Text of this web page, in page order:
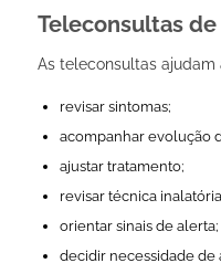
Teleconsultas
As teleconsultas ajudam
revisar sintomas;
acompanhar evolução
ajustar tratamento;
revisar técnica
orientar sinais de alerta;
decidir necessidade de